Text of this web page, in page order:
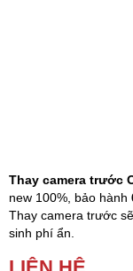
(Giờ làm việc: 08h00 -
Thay camera trước
new 100%, bảo hành
Thay camera trước
sinh phí ẩn.
Camera trước của